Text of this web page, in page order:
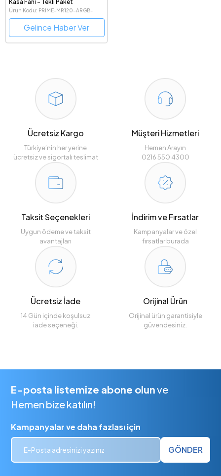
Kasa Fanı - Tekli Paket
Ürün Kodu: PRIME-MR120-ARGB-
BLACK
Gelince Haber Ver
Ücretsiz Kargo
Türkiye’nin her yerine
ücretsiz ve sigortalı teslimat
Müşteri Hizmetleri
Hemen Arayın
0216 550 4300
Taksit Seçenekleri
Uygun ödeme ve taksit
avantajları
İndirim ve Fırsatlar
Kampanyalar ve özel
fırsatlar burada
Ücretsiz İade
14 Gün içinde koşulsuz
iade seçeneği.
Orijinal Ürün
Orijinal ürün garantisiyle
güvendesiniz.
E-posta listemize abone olunve
Hemen bize katılın!
Kampanyalar ve daha fazlası için
GÖNDER